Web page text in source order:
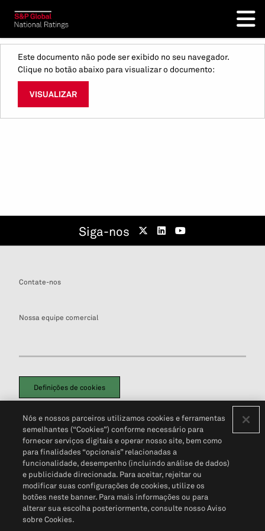
Este documento não pode ser exibido no seu navegador.
Clique no botão abaixo para visualizar o documento:
VISUALIZAR
Siga-nos
Contate-nos
Nossa equipe comercial
Definições de cookies
Política de PrivacidadePortal de privacidade do cliente (em inglês)
Não Venda Minhas Informações Pessoais© 2026 S&P Global
Nós e nossos parceiros utilizamos cookies e ferramentas
semelhantes (“Cookies”) conforme necessário para
fornecer serviços digitais e operar nosso site, bem como
para finalidades “opcionais” relacionadas a
funcionalidade, desempenho (incluindo análise de dados)
e publicidade direcionada. Para aceitar, rejeitar ou
modificar suas configurações de cookies, utilize os
botões neste banner. Para mais informações ou para
alterar sua escolha posteriormente, consulte nosso Aviso
sobre Cookies.